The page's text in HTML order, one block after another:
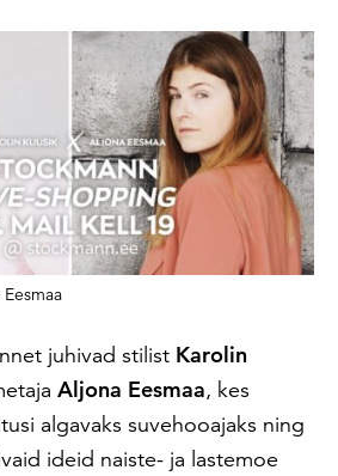
juhivad stilist Karolin
Aljona Eesmaa, kes
algavaks suvehooajaks ning
ideid naiste- ja lastemoe